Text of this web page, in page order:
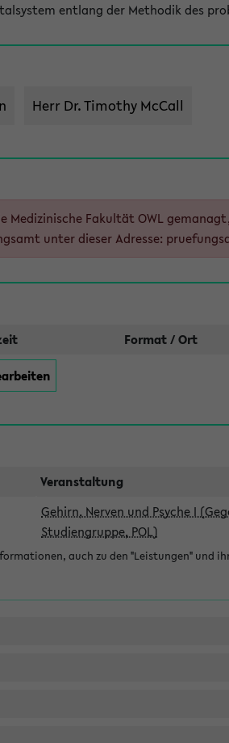
entlang der Methodik des
Herr Dr. Timothy McCall
Medizinische Fakultät OWL
unter dieser Adresse:
Format / Ort
Veranstaltung
Gehirn, Nerven und Psyche I
Studiengruppe, POL)
auch zu den "Leistungen" und